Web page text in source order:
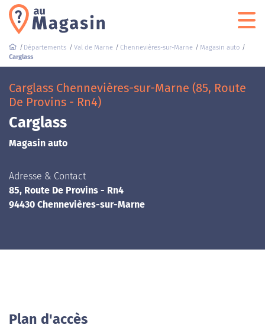
Départements Val de Marne Chennevières-sur-Marne
Magasin auto
Carglass
Carglass Chennevières-sur-Marne (85, Route
De Provins - Rn4)
Carglass
Magasin auto
Adresse & Contact
85, Route De Provins - Rn4
94430 Chennevières-sur-Marne
Plan d'accès